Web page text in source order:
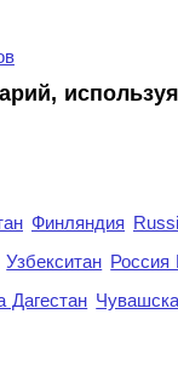
Финляндия
Узбекситан Россия
Дагестан